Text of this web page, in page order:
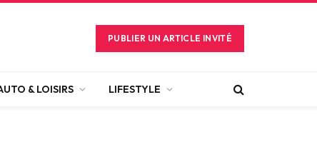
PUBLIER UN ARTICLE INVITÉ
& LOISIRS LIFESTYLE